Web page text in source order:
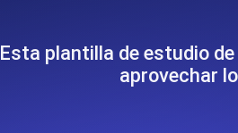
Uptime Monitoring para sitios
Esta plantilla de estudio
aprovechar